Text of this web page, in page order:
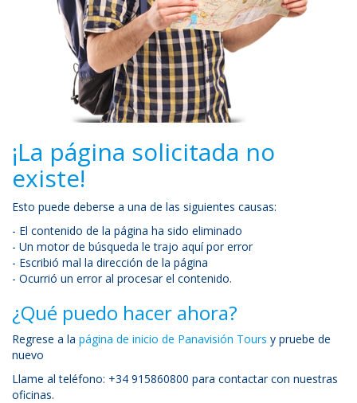
¡La página solicitada no
existe!
Esto puede deberse a una de las siguientes causas:
- El contenido de la página ha sido eliminado
- Un motor de búsqueda le trajo aquí por error
- Escribió mal la dirección de la página
- Ocurrió un error al procesar el contenido.
¿Qué puedo hacer ahora?
Regrese a la página de inicio de Panavisión Tours y pruebe de
nuevo
Llame al teléfono: +34 915860800 para contactar con nuestras
oficinas.